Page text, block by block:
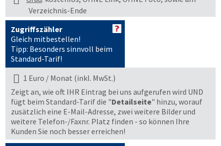
Verzeichnis-Ende
Zugriffszähler
Gleich mitbestellen!
Tipp: Besonders sinnvoll beim
Standard-Tarif!
1 Euro / Monat (inkl. MwSt.)
Zeigt an, wie oft IHR Eintrag bei uns aufgerufen wird UND
fügt beim Standard-Tarif die "Detailseite" hinzu, worauf
zusätzlich eine E-Mail-Adresse, zwei weitere Bilder und
weitere Telefon-/Faxnr. Platz finden - so können Ihre
Kunden Sie noch besser erreichen!